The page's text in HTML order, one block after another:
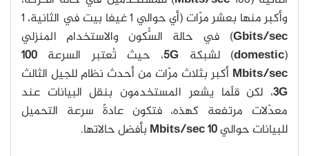
وأكبر منها بعشر مرّات (أي حوالي 1 غيغا بيت في الثانية، 1
Gbits/sec) في حالة السُّكون والاستخدام المنزلي
(
domestic) لشبكة 5G ، حيث تُعتبر السرعة 100
Mbits/sec أكبر بثلاث مرّات من أحدث نظام للجيل الثالث
3G ، لكن قلّما يشعر المستخدمون بنقل البيانات عند
معدّلات مرتفعة كهذه، فتكون عادةً سرعة التحميل
للبيانات حوالي10
Mbits/sec بأفضل حالاتها.